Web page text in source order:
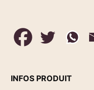
INFOS PRODUIT